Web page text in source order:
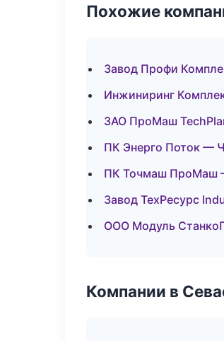
Похожие
Завод Профи
Инжиниринг
ЗАО ПроМаш
ПК Энерго Поток —
ПК Точмаш ПроМаш
Завод ТехРесурс
ООО Модуль
Компании в